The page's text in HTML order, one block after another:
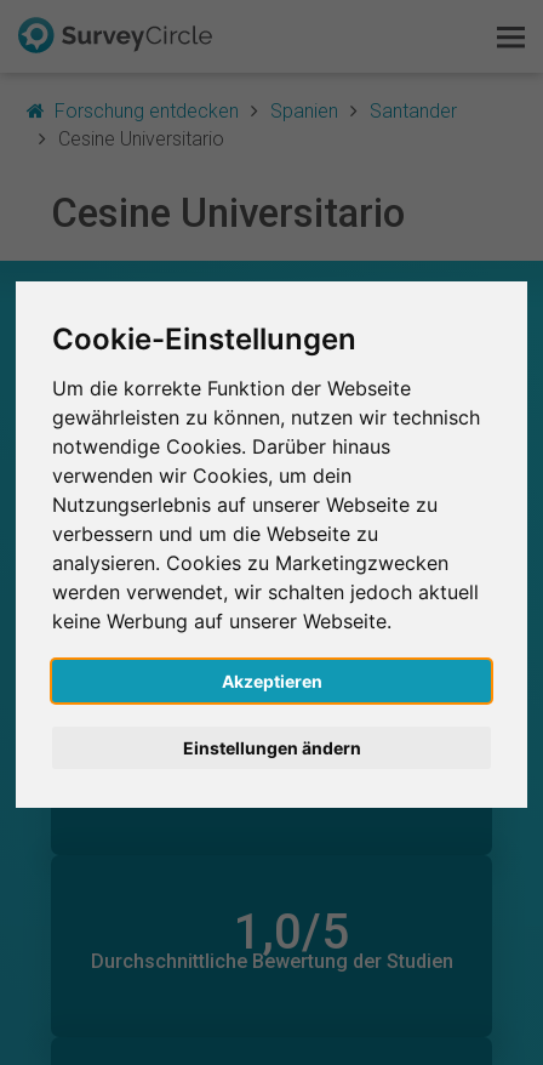
Cookie-Einstellungen
Um die korrekte Funktion der Webseite
gewährleisten zu können, nutzen wir technisch
notwendige Cookies. Darüber hinaus
verwenden wir Cookies, um dein
Nutzungserlebnis auf unserer Webseite zu
verbessern und um die Webseite zu
analysieren. Cookies zu Marketingzwecken
werden verwendet, wir schalten jedoch aktuell
keine Werbung auf unserer Webseite.
Akzeptieren
Einstellungen ändern
Forschung entdecken Spanien
Santander
Cesine Universitario
Cesine Universitario
0
Bisher bei SurveyCircle veröffentlichte
Studien
0
Aktuell bei SurveyCircle veröffentlichte
0
Über SurveyCircle erhaltene
Studienteilnahmen
0
Über SurveyCircle erbrachte
Studienteilnahmen
0
Erhaltene Unterstützung
Geleistete Unterstützung
in Minuten
1,0/5
Durchschnittliche Bewertung der Studien
0
Anzahl der Bewertungen
Das ist SurveyCircle
Forschung entdecken
FAQ
Kostenlos registrieren
Anmelden
English
Español
Français
Italiano